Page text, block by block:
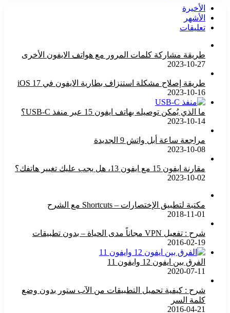
الأخيرة
الأشهر
تعليقات
طريقة مشاركة كلمات المرور مع هواتف الايفون الأخرى
2023-10-27
طريقة إصلاح مشكلة استنزاف بطارية الايفون في iOS 17
2023-10-16
ما الذي يُمكن توصيله بهاتف ايفون 15 عبر منفذ USB-C؟
2023-10-14
مراجعة ساعة أبل واتش 9 الجديدة
2023-10-08
مقارنة ايفون 15 مع ايفون 13، هل يجب عليك تغيير هاتفك؟
2023-10-02
مكتبة لتطبيق الإختصارات – Shortcuts مع الشرح
2018-11-01
شرح : تفعيل VPN مجاناً مدى الحياة – بدون تطبيقات
2016-02-19
الفرق بين ايفون 12 وايفون 11
2020-07-11
شرح : كيفية تحميل التطبيقات من الآب ستور بدون وضع
كلمة السر
2016-04-21